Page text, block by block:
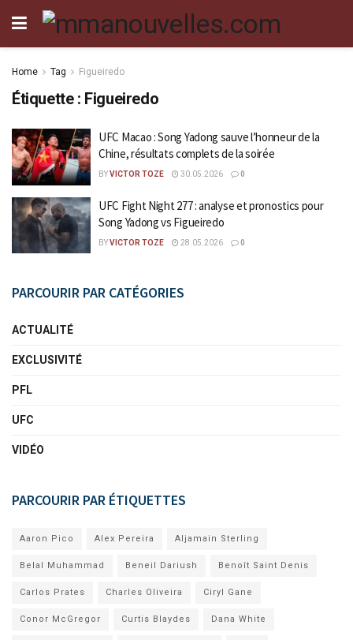
Home Tag Figueiredo
Étiquette : Figueiredo
UFC Macao : Song Yadong sauve l’honneur de la
Chine, résultats complets de la soirée
BYVICTOR TOZE 30.05.2026 0
UFC Fight Night 277 : analyse et pronostics pour
Song Yadong vs Figueiredo
BYVICTOR TOZE 28.05.2026 0
PARCOURIR PAR CATÉGORIES
ACTUALITÉ
EXCLUSIVITÉ
PFL
UFC
VIDÉO
PARCOURIR PAR ÉTIQUETTES
Aaron Pico Alex Pereira Aljamain Sterling
Belal Muhammad Beneil Dariush Benoît Saint Denis
Carlos Prates Charles Oliveira Ciryl Gane
Conor McGregor Curtis Blaydes Dana White